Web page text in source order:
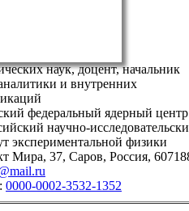
наук, доцент, начальник
и внутренних
федеральный ядерный
научно-
экспериментальной физики
Мира, 37, Саров, Россия,
0000-0002-3532-1352